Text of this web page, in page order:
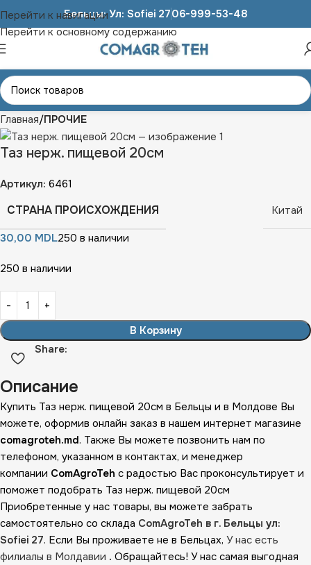
Перейти к навигации
Перейти к основному содержанию
Бельцы: Ул: Sofiei 2706-999-53-48
Главная ПРОЧИЕ
Таз нерж. пищевой 20см
Артикул: 6461
СТРАНА ПРОИСХОЖДЕНИЯ
Китай
30,00 MDL250 в наличии
250 в наличии
В Корзину
Share:
Описание
Купить Таз нерж. пищевой 20см в Бельцы и в Молдове Вы
можете, оформив онлайн заказ в нашем интернет магазине
comagroteh.md. Также Вы можете позвонить нам по
телефоном, указанном в контактах, и менеджер
компании ComAgroTeh с радостью Вас проконсультирует и
поможет подобрать Таз нерж. пищевой 20см
Приобретенные у нас товары, вы можете забрать
самостоятельно со склада ComAgroTeh в г. Бельцы ул:
Sofiei 27. Если Вы проживаете не в Бельцах, У нас есть
филиалы в Молдавии . Обращайтесь! У нас самая выгодная